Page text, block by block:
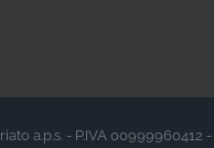
a.p.s. - P.IVA 00999960412 -